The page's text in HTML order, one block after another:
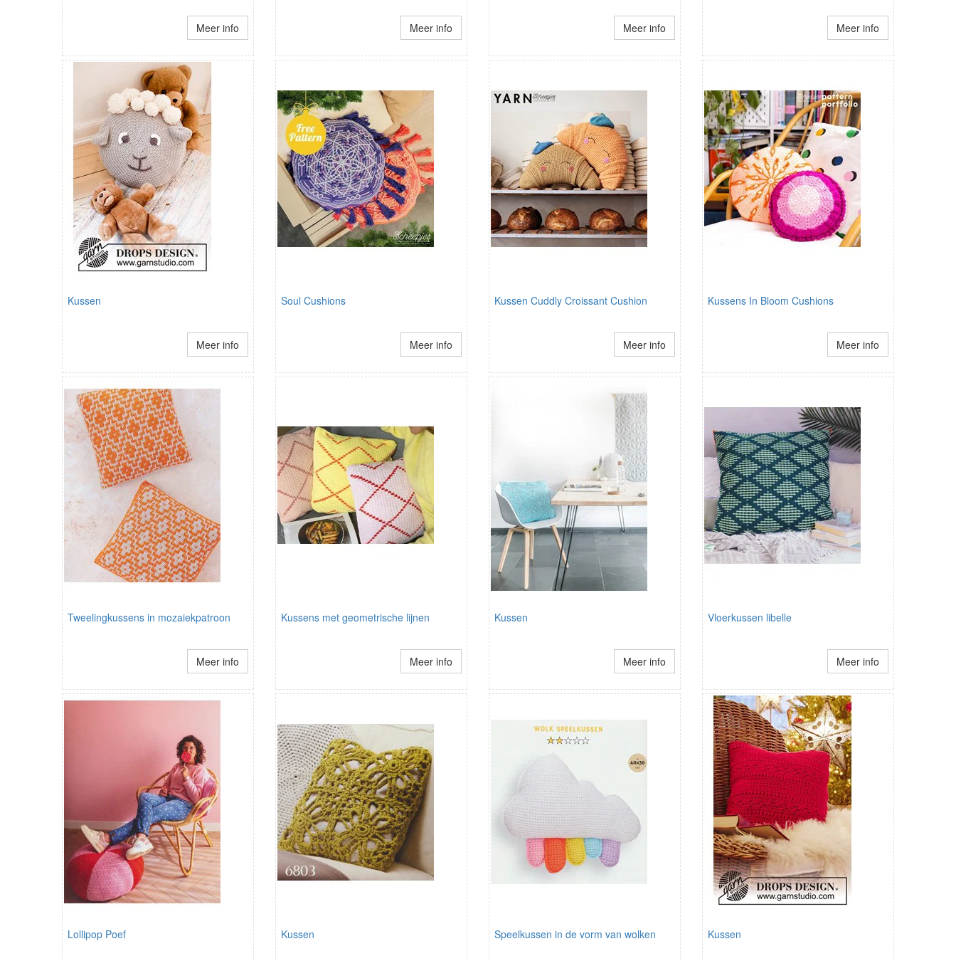
Meer info Meer info Meer info Meer info
Kussen
Meer info
Soul Cushions
Meer info
Kussen Cuddly Croissant Cushion
Meer info
Kussens In Bloom Cushions
Meer info
Tweelingkussens in mozaiekpatroon
Meer info
Kussens met geometrische lijnen
Meer info
Kussen
Meer info
Vloerkussen libelle
Meer info
Lollipop Poef Kussen Speelkussen in de vorm van wolken Kussen